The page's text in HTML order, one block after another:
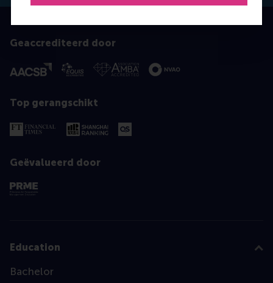
Geaccrediteerd door
Top gerangschikt
Geëvalueerd door
Education
Bachelor